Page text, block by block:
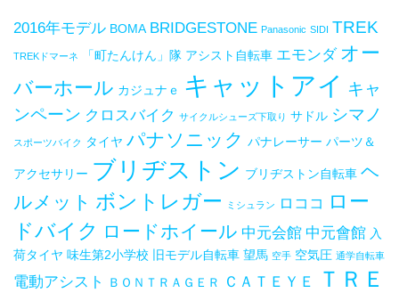
2016年モデル BOMA BRIDGESTONE Panasonic SIDI TREK
TREKドマーネ 「町たんけん」隊 アシスト自転車 エモンダ オー
バーホール カジュナｅ キャットアイ キャ
ンペーン クロスバイク サイクルシューズ下取り サドル シマノ
スポーツバイク タイヤ パナソニック パナレーサー パーツ＆
アクセサリー ブリヂストン ブリヂストン自転車 ヘ
ルメット ボントレガー ミシュラン ロココ ロー
ドバイク ロードホイール 中元会館 中元會館 入
荷タイヤ 味生第2小学校 旧モデル自転車 望馬 空手 空気圧 通学自転車
電動アシスト ＢＯＮＴＲＡＧＥＲ ＣＡＴＥＹＥ
ＴＲＥ